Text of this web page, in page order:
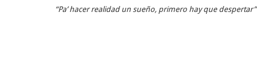
“Pa’ hacer realidad un sueño, primero hay que despertar”